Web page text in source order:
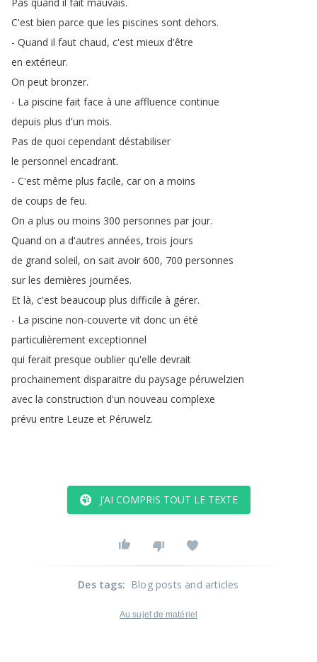
C'est bien parce que les piscines sont dehors.
- Quand il faut chaud, c'est mieux d'être
en extérieur.
On peut bronzer.
- La piscine fait face à une affluence continue
depuis plus d'un mois.
Pas de quoi cependant déstabiliser
le personnel encadrant.
- C'est même plus facile, car on a moins
de coups de feu.
On a plus ou moins 300 personnes par jour.
Quand on a d'autres années,trois jours
de grand soleil, on sait avoir 600, 700 personnes
sur les dernières journées.
Et là, c'est beaucoup plus difficile à gérer.
- La piscine non-couverte vit donc un été
particulièrement exceptionnel
qui ferait presque oublier qu'elle devrait
prochainement disparaitre du paysage péruwelzien
avec la construction d'un nouveau complexe
prévu entre Leuze et Péruwelz.
J’AI COMPRIS TOUT LE TEXTE
Des tags: Blog posts and articles
Au sujet de matériel